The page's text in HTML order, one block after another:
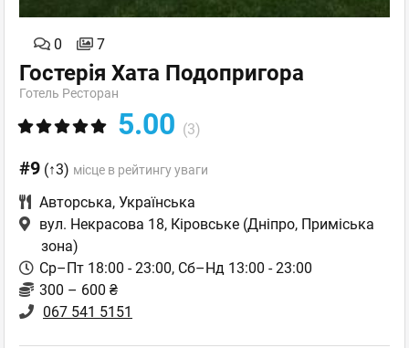
0 7
Гостерія Хата Подопригора
Готель Ресторан
5.00 (3)
#9 (↑3) місце в рейтингу уваги
Авторська, Українська
вул. Некрасова 18, Кіровське (Дніпро, Приміська
зона)
Ср–Пт 18:00 - 23:00, Сб–Нд 13:00 - 23:00
300 – 600 ₴
067 541 5151